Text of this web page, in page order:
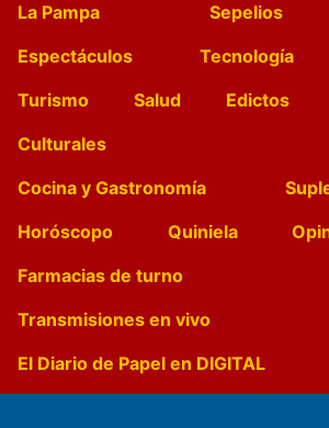
La Pampa Sepelios
Espectáculos
Tecnología
Turismo
Salud Edictos
Culturales
Cocina y Gastronomía
Horóscopo
Quiniela
Farmacias de turno
Transmisiones en vivo
El Diario de Papel en DIGITAL